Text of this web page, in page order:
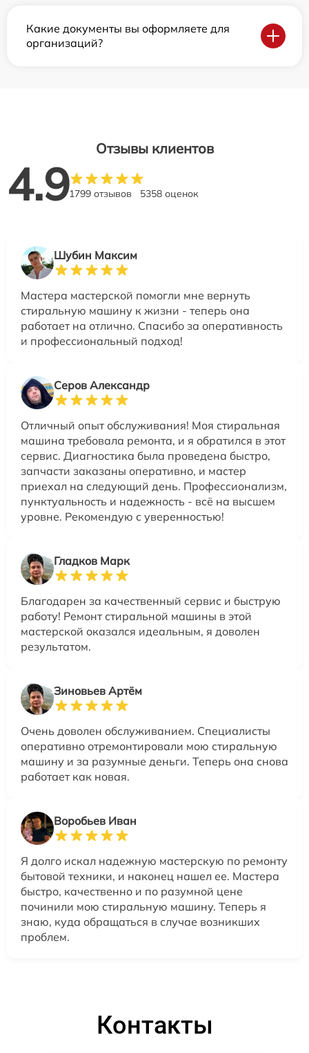
Какие документы вы оформляете для
организаций?
Отзывы клиентов
4.91799 отзывов 5358 оценок
Шубин Максим
Мастера мастерской помогли мне вернуть
стиральную машину к жизни - теперь она
работает на отлично. Спасибо за оперативность
и профессиональный подход!
Серов Александр
Отличный опыт обслуживания! Моя стиральная
машина требовала ремонта, и я обратился в этот
сервис. Диагностика была проведена быстро,
запчасти заказаны оперативно, и мастер
приехал на следующий день. Профессионализм,
пунктуальность и надежность - всё на высшем
уровне. Рекомендую с уверенностью!
Гладков Марк
Благодарен за качественный сервис и быструю
работу! Ремонт стиральной машины в этой
мастерской оказался идеальным, я доволен
результатом.
Зиновьев Артём
Очень доволен обслуживанием. Специалисты
оперативно отремонтировали мою стиральную
машину и за разумные деньги. Теперь она снова
работает как новая.
Воробьев Иван
Я долго искал надежную мастерскую по ремонту
бытовой техники, и наконец нашел ее. Мастера
быстро, качественно и по разумной цене
починили мою стиральную машину. Теперь я
знаю, куда обращаться в случае возникших
проблем.
Контакты